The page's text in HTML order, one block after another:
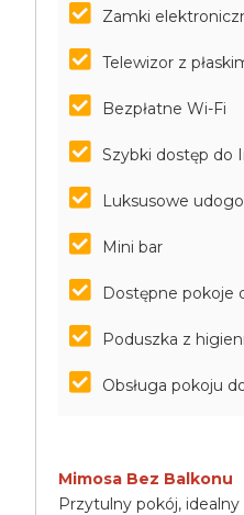
Zamki
Telewizor z
Bezpłatne Wi-Fi
Szybki dostęp do
Luksusowe
Mini bar
Dostępne pokoje
Poduszka z
Obsługa pokoju
Mimosa Bez Balkonu
Przytulny pokój, idealny